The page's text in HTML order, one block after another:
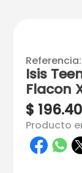
Referencia:
Isis
Flacon
$ 196.
Producto